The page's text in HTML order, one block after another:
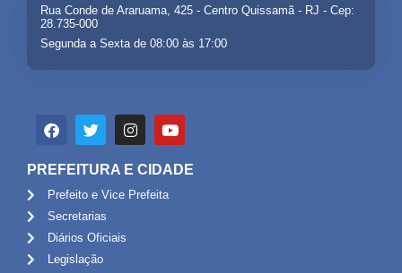
Rua Conde de Araruama, 425 - Centro Quissamã - RJ - Cep:
28.735-000
Segunda a Sexta de 08:00 às 17:00
PREFEITURA E CIDADE
Prefeito e Vice Prefeita
Secretarias
Diários Oficiais
Legislação